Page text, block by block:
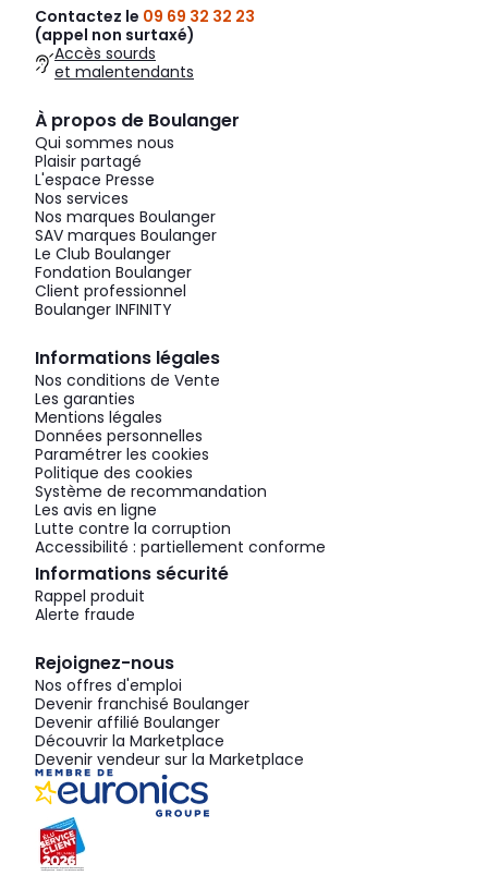
Contactez le 09 69 32 32 23
(appel non surtaxé)
Accès sourds
et malentendants
À propos de Boulanger
Qui sommes nous
Plaisir partagé
L'espace Presse
Nos services
Nos marques Boulanger
SAV marques Boulanger
Le Club Boulanger
Fondation Boulanger
Client professionnel
Boulanger INFINITY
Informations légales
Nos conditions de Vente
Les garanties
Mentions légales
Données personnelles
Paramétrer les cookies
Politique des cookies
Système de recommandation
Les avis en ligne
Lutte contre la corruption
Accessibilité : partiellement conforme
Informations sécurité
Rappel produit
Alerte fraude
Rejoignez-nous
Nos offres d'emploi
Devenir franchisé Boulanger
Devenir affilié Boulanger
Découvrir la Marketplace
Devenir vendeur sur la Marketplace